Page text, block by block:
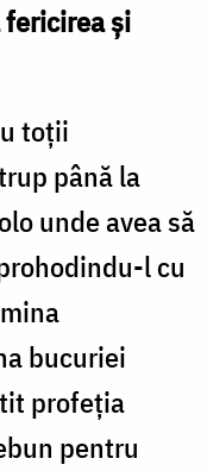
și
toții
până la
unde avea să
l cu
bucuriei
profeția
pentru